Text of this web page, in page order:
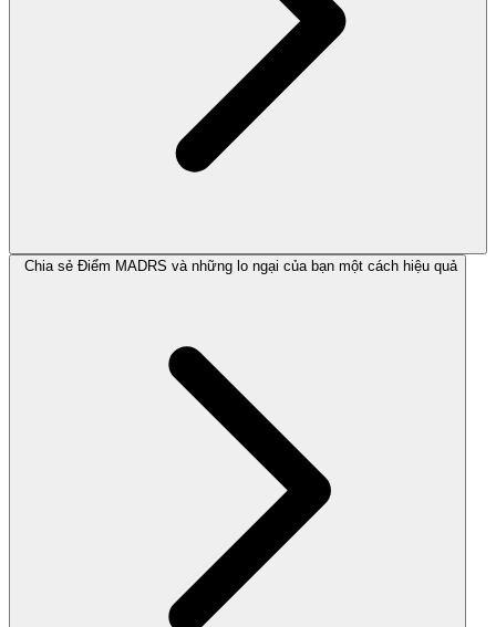
Chia sẻ Điểm MADRS và những lo ngại của bạn một cách hiệu quả